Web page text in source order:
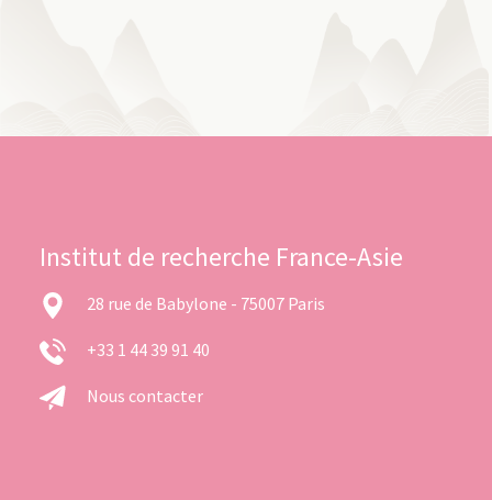
Institut de recherche France-Asie
28 rue de Babylone - 75007 Paris
+33 1 44 39 91 40
Nous contacter